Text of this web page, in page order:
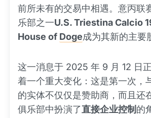
前所未有的交易中相遇。意丙联
乐部之一U.S. Triestina Calcio
House of Doge成为其新的主要
这一消息于 2025 年 9 月 12 日
着一个重大变化：这是第一次，
的实体不仅仅是赞助商，而且还
俱乐部中扮演了直接企业控制 的